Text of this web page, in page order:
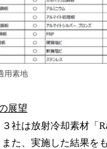
用素地
展望
社は放射冷却素材「
また、実施した結果を